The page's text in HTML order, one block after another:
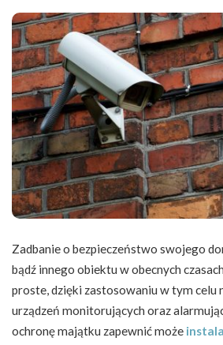
Zadbanie o bezpieczeństwo swojego
bądź innego obiektu w obecnych
proste, dzięki zastosowaniu w tym celu
urządzeń monitorujących oraz
ochronę majątku zapewnić może